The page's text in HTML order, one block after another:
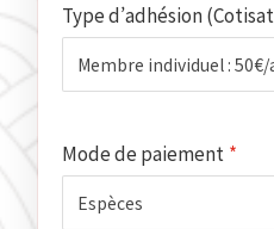
Type d’adhésion
Mode de paiement *